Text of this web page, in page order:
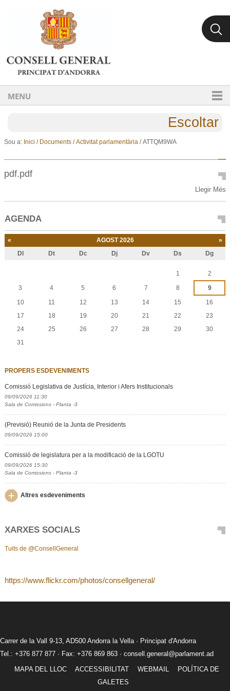
Ves al contingut.
Salta a la navegació
MENU
Escoltar
Sou a: Inici / Documents /Activitat parlamentària /ATTQM9WA
pdf.pdf
Llegir Més
AGENDA
« AGOST 2026 »
Dl Dt Dc Dj Dv Ds Dg
1
2
3
4 5 6 7 8
9
10
11 12 13 14 15
16
17
18 19 20 21 22
23
24
25 26 27 28 29
30
31
PROPERS ESDEVENIMENTS
Comissió Legislativa de Justícia, Interior i Afers Institucionals
09/09/2026 11:30
Sala de Comissions - Planta -3
(Previsió) Reunió de la Junta de Presidents
09/09/2026 15:00
Comissió de legislatura per a la modificació de la LGOTU
09/09/2026 15:30
Sala de Comissions - Planta -3
Altres esdeveniments
XARXES SOCIALS
Tuits de @ConsellGeneral
https://www.flickr.com/photos/consellgeneral/
Carrer de la Vall 9-13, AD500 Andorra la Vella · Principat d'Andorra
Tel.: +376 877 877 · Fax: +376 869 863 · consell.general@parlament.ad
MAPA DEL LLOC
ACCESSIBILITAT WEBMAIL
POLÍTICA DE
GALETES